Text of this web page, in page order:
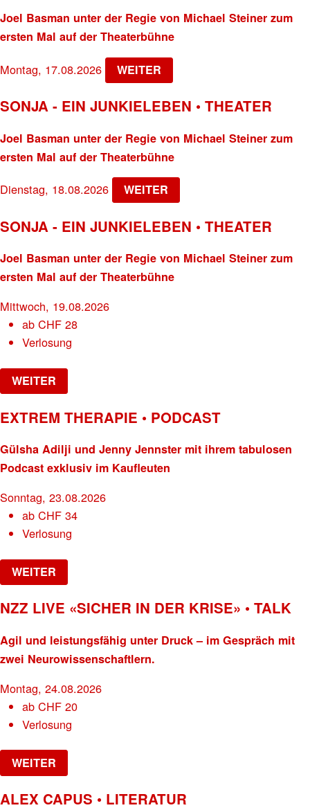
Joel Basman unter der Regie von Michael Steiner zum
ersten Mal auf der Theaterbühne
Montag, 17.08.2026 WEITER
SONJA - EIN JUNKIELEBEN • THEATER
Joel Basman unter der Regie von Michael Steiner zum
ersten Mal auf der Theaterbühne
Dienstag, 18.08.2026 WEITER
SONJA - EIN JUNKIELEBEN • THEATER
Joel Basman unter der Regie von Michael Steiner zum
ersten Mal auf der Theaterbühne
Mittwoch, 19.08.2026
abCHF 28
Verlosung
WEITER
EXTREM THERAPIE • PODCAST
Gülsha Adilji und Jenny Jennster mit ihrem tabulosen
Podcast exklusiv im Kaufleuten
Sonntag, 23.08.2026
abCHF 34
Verlosung
WEITER
NZZ LIVE «SICHER IN DER KRISE» • TALK
Agil und leistungsfähig unter Druck – im Gespräch mit
zwei Neurowissenschaftlern.
Montag, 24.08.2026
abCHF 20
Verlosung
WEITER
ALEX CAPUS • LITERATUR